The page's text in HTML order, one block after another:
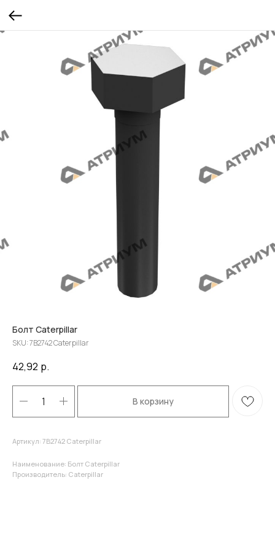
Болт Caterpillar
SKU:7B2742 Caterpillar
42,92 р.
В корзину
Артикул: 7B2742 Caterpillar
Наименование: Болт Caterpillar
Производитель: Caterpillar